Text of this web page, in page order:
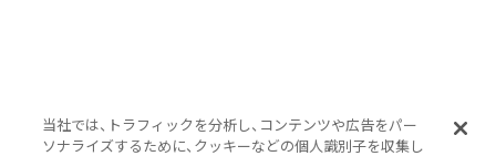
当社では、トラフィックを分析し、コンテンツや広告をパー
ソナライズするために、クッキーなどの個人識別子を収集し